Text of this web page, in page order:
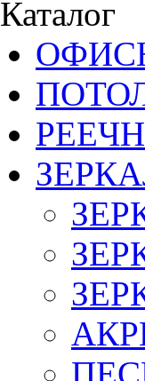
Каталог